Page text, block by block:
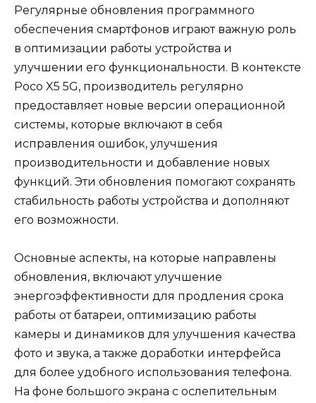
Регулярные обновления программного
обеспечения смартфонов играют важную роль
в оптимизации работы устройства и
улучшении его функциональности. В контексте
Poco X5 5G, производитель регулярно
предоставляет новые версии операционной
системы, которые включают в себя
исправления ошибок, улучшения
производительности и добавление новых
функций. Эти обновления помогают сохранять
стабильность работы устройства и дополняют
его возможности.
Основные аспекты, на которые направлены
обновления, включают улучшение
энергоэффективности для продления срока
работы от батареи, оптимизацию работы
камеры и динамиков для улучшения качества
фото и звука, а также доработки интерфейса
для более удобного использования телефона.
На фоне большого экрана с ослепительным